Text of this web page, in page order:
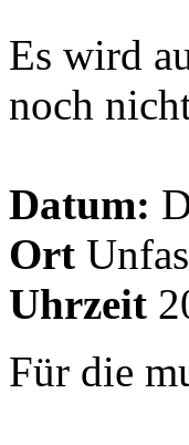
Es wird
noch
Datum:
Ort
Uhrzeit
Für die